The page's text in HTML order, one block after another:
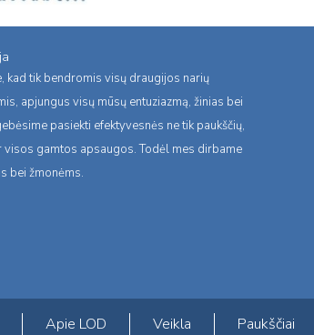
kad tik bendromis visų draugijos narių
apjungus visų mūsų entuziazmą, žinias bei
pasiekti efektyvesnės ne tik paukščių,
visos gamtos apsaugos. Todėl mes dirbame
bei žmonėms.
Apie LOD Veikla Paukščiai